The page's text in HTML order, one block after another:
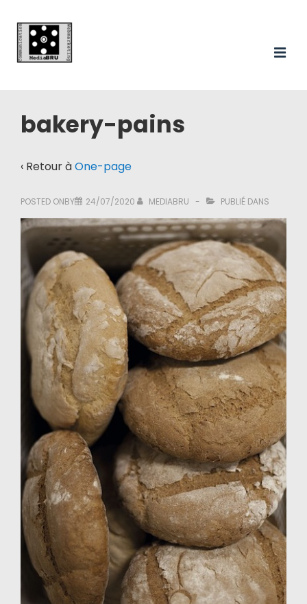
passer
contenu
Navigation
bakery-pains
‹ Retour àOne-page
POSTED ONBY 24/07/2020 MEDIABRU PUBLIÉ DANS